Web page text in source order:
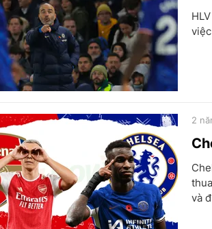
2
và